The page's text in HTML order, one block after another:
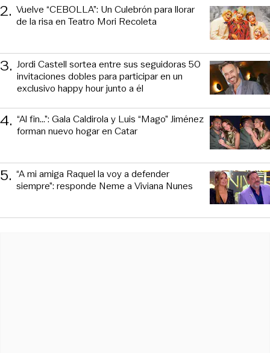
2. Vuelve “CEBOLLA”: Un Culebrón para llorar
de la risa en Teatro Mori Recoleta
3. Jordi Castell sortea entre sus seguidoras 50
invitaciones dobles para participar en un
exclusivo happy hour junto a él
4. “Al fin…”: Gala Caldirola y Luis “Mago” Jiménez
forman nuevo hogar en Catar
5. “A mi amiga Raquel la voy a defender
siempre”: responde Neme a Viviana Nunes